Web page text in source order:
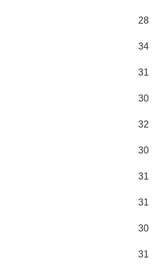
28
34
31
30
32
30
31
31
30
31